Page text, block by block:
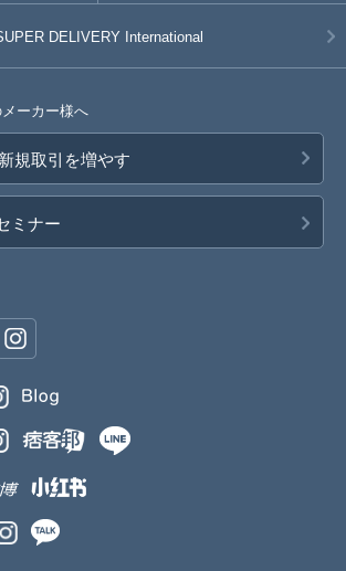
DELIVERY International
ーカー様へ
規取引を増やす
ミナー